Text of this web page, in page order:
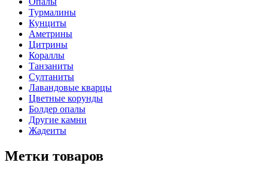
Турмалины
Кунциты
Аметрины
Цитрины
Кораллы
Танзаниты
Султаниты
Лавандовые кварцы
Цветные корунды
Болдер опалы
Другие камни
Жадеиты
Метки товаров